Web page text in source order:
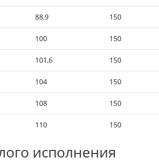
88,9 150
100 150
101,6 150
104 150
108 150
110 150
исполнения